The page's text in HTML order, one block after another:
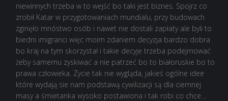
niewinnych trzeba w to wejść bo taki jest biznes. Spojrz co
zrobił Katar w przygotowaniach mundialu, przy budowach
zginęło mnóstwo osób i nawet nie dostali zapłaty ale byli to
biedni imigranci więc moim zdaniem decyzja bardzo dobra
bo kraj na tym skorzystał i takie decyje trzeba podejmować
żeby samemu zyskiwać a nie patrzeć bo to białoruskie bo to
prawa człowieka. Zycie tak nie wygląda, jakieś ogólne idee
które wydają sie nam podstawą cywilizacji są dla ciemnej
masy a śmietanka wysoko postawiona i tak robi co chce…